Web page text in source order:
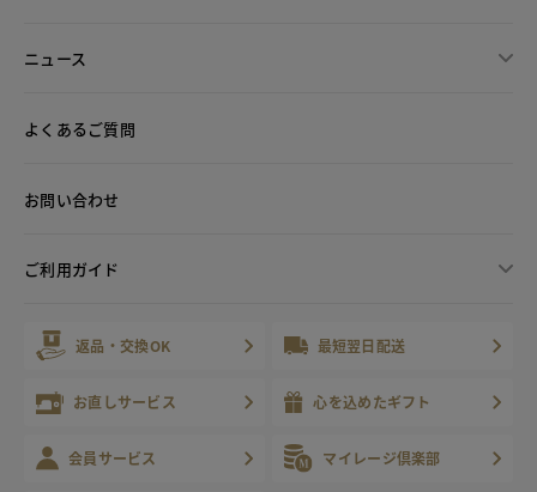
ニュース
よくあるご質問
お問い合わせ
ご利用ガイド
返品・交換OK 最短翌日配送
お直しサービス 心を込めたギフト
会員サービス マイレージ倶楽部